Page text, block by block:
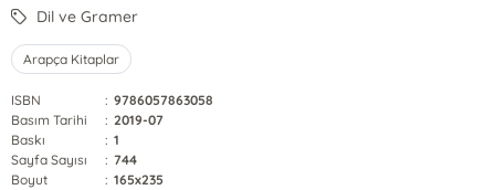
Dil ve Gramer
Arapça Kitaplar
ISBN : 9786057863058
Basım Tarihi
: 2019-07
Baskı
: 1
Sayfa Sayısı
: 744
Boyut
: 165x235